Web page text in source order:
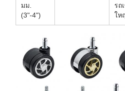
มม.
(3"-4")
รถ
ให